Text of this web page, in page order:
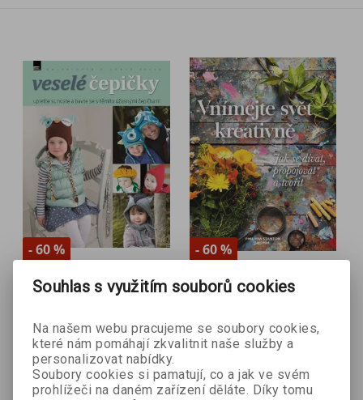
- 60 %
Veselé čepičky
100 Kč 249 Kč
- 60 %
Vnímejte svět
Philippa Stanton
132 Kč 329 Kč
Souhlas s využitím souborů cookies
Na našem webu pracujeme se soubory cookies,
které nám pomáhají zkvalitnit naše služby a
personalizovat nabídky.
Soubory cookies si pamatují, co a jak ve svém
prohlížeči na daném zařízení děláte. Díky tomu